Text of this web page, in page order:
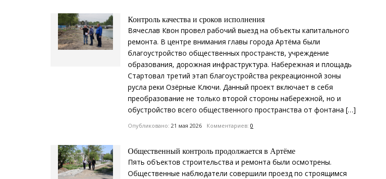
Контроль качества и сроков исполнения
Вячеслав Квон провел рабочий выезд на объекты капитального
ремонта. В центре внимания главы города Артёма были
благоустройство общественных пространств, учреждение
образования, дорожная инфраструктура. Набережная и площадь
Стартовал третий этап благоустройства рекреационной зоны
русла реки Озёрные Ключи. Данный проект включает в себя
преобразование не только второй стороны набережной, но и
обустройство всего общественного пространства от фонтана […]
Опубликовано:21 мая 2026 Комментариев:0
Общественный контроль продолжается в Артёме
Пять объектов строительства и ремонта были осмотрены.
Общественные наблюдатели совершили проезд по строящимся